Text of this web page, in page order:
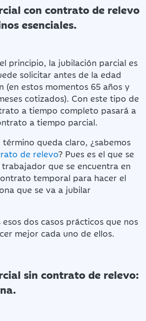
con contrato de relevo
esenciales.
principio, la jubilación parcial es
solicitar antes de la edad
(en estos momentos 65 años y
cotizados). Con este tipo de
a tiempo completo pasará a
a tiempo parcial.
queda claro, ¿sabemos
de relevo? Pues es el que se
que se encuentra en
temporal para hacer el
que se va a jubilar
dos casos prácticos que nos
mejor cada uno de ellos.
sin contrato de relevo: